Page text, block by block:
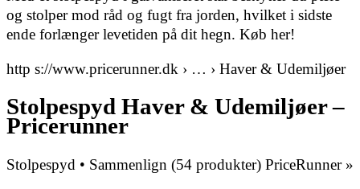
og stolper mod råd og fugt fra jorden, hvilket i sidste
ende forlænger levetiden på dit hegn. Køb her!
http s://www.pricerunner.dk › … › Haver & Udemiljøer
Stolpespyd Haver & Udemiljøer –
Pricerunner
Stolpespyd • Sammenlign (54 produkter) PriceRunner »